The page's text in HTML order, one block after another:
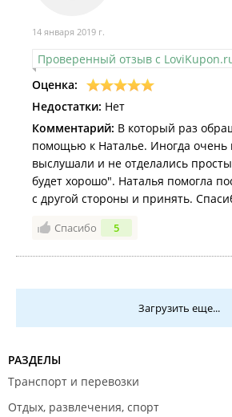
14 января 2019 г.
Проверенный отзыв с
Оценка:
Недостатки: Нет
Комментарий: В который раз
помощью к Наталье. Иногда очень
выслушали и не отделались
будет хорошо". Наталья помогла
с другой стороны и принять.
Спасибо 5
Загрузить еще...
РАЗДЕЛЫ
Транспорт и перевозки
Отдых, развлечения, спорт